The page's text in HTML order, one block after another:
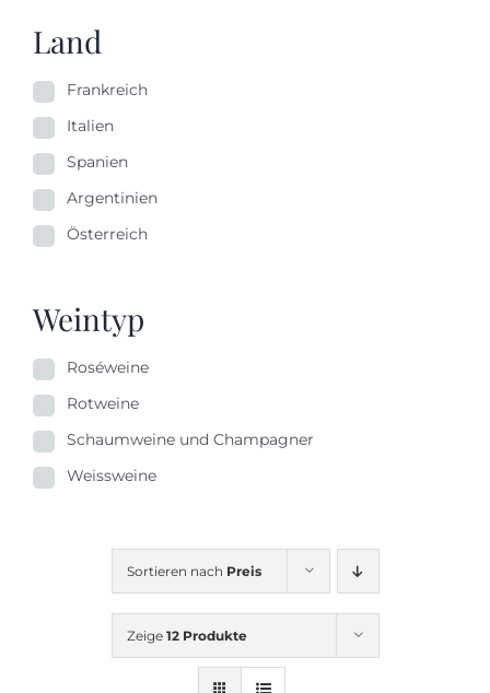
Sortieren nach Preis
Zeige 12 Produkte
Land
Frankreich
Italien
Spanien
Argentinien
Österreich
Weintyp
Roséweine
Rotweine
Schaumweine und Champagner
Weissweine